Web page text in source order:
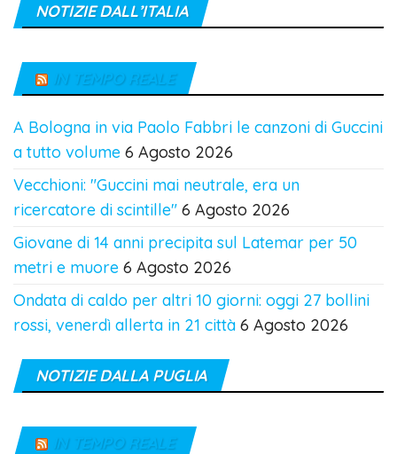
NOTIZIE DALL’ITALIA
IN TEMPO REALE
A Bologna in via Paolo Fabbri le canzoni di Guccini
a tutto volume 6 Agosto 2026
Vecchioni: "Guccini mai neutrale, era un
ricercatore di scintille" 6 Agosto 2026
Giovane di 14 anni precipita sul Latemar per 50
metri e muore 6 Agosto 2026
Ondata di caldo per altri 10 giorni: oggi 27 bollini
rossi, venerdì allerta in 21 città 6 Agosto 2026
NOTIZIE DALLA PUGLIA
IN TEMPO REALE